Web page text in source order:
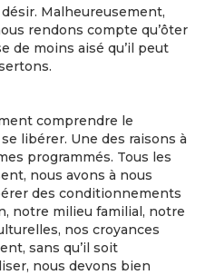
Malheureusement,
rendons compte qu’ôter
de moins aisé qu’il peut
comprendre le
libérer. Une des raisons à
programmés. Tous les
nous avons à nous
des conditionnements
notre milieu familial, notre
nos croyances
sans qu’il soit
nous devons bien